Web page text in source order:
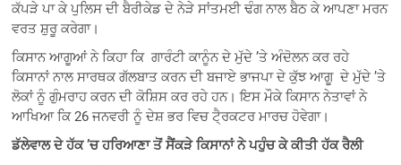
ਕੱਪੜੇ ਪਾ ਕੇ ਪੁਲਿਸ ਦੀ ਬੈਰੀਕੇਡ ਦੇ ਨੇੜੇ ਸਾਂਤਮਈ ਢੰਗ ਨਾਲ ਬੈਠ ਕੇ ਆਪਣਾ ਮਰਨ
ਵਰਤ ਸ਼ੁਰੂ ਕਰੇਗਾ।
ਕਿਸਾਨ ਆਗੂਆਂ ਨੇ ਕਿਹਾ ਕਿ ਗਾਰੰਟੀ ਕਾਨੂੰਨ ਦੇ ਮੁੱਦੇ ’ਤੇ ਅੰਦੋਲਨ ਕਰ ਰਹੇ
ਕਿਸਾਨਾਂ ਨਾਲ ਸਾਰਥਕ ਗੱਲਬਾਤ ਕਰਨ ਦੀ ਬਜਾਏ ਭਾਜਪਾ ਦੇ ਕੁੱਝ ਆਗੂ ਦੇ ਮੁੱਦੇ ’ਤੇ
ਲੋਕਾਂ ਨੂੰ ਗੁੰਮਰਾਹ ਕਰਨ ਦੀ ਕੋਸ਼ਿਸ ਕਰ ਰਹੇ ਹਨ। ਇਸ ਮੌਕੇ ਕਿਸਾਨ ਨੇਤਾਵਾਂ ਨੇ
ਆਖਿਆ ਕਿ 26 ਜਨਵਰੀ ਨੂੰ ਦੇਸ਼ ਭਰ ਵਿਚ ਟੈ੍ਰਕਟਰ ਮਾਰਚ ਹੋਵੇਗਾ।
ਡੱਲੇਵਾਲ ਦੇ ਹੱਕ ’ਚ ਹਰਿਆਣਾ ਤੋਂ ਸੈਂਕੜੇ ਕਿਸਾਨਾਂ ਨੇ ਪਹੁੰਚ ਕੇ ਕੀਤੀ ਹੱਕ ਰੈਲੀ